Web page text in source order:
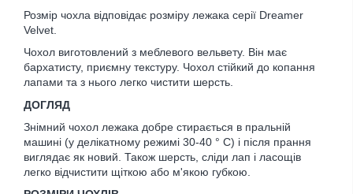
Розмір чохла відповідає розміру лежака серії Dreamer
Velvet.
Чохол виготовлений з меблевого вельвету. Він має
бархатисту, приємну текстуру. Чохол стійкий до копання
лапами та з нього легко чистити шерсть.
ДОГЛЯД
Знімний чохол лежака добре стирається в пральній
машині (у делікатному режимі 30-40 ° С) і після прання
виглядає як новий. Також шерсть, сліди лап і ласощів
легко відчистити щіткою або м'якою губкою.